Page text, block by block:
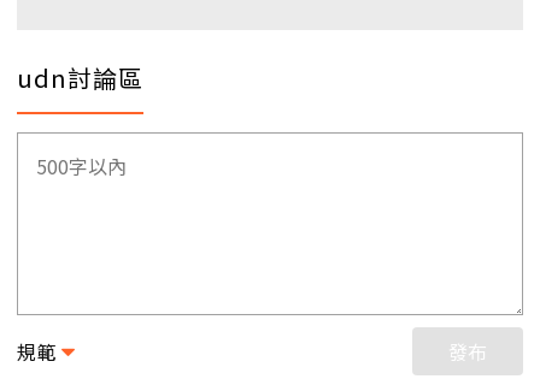
udn討論區
規範 發布